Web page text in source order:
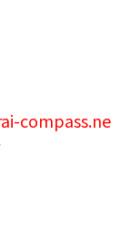
compass.ne